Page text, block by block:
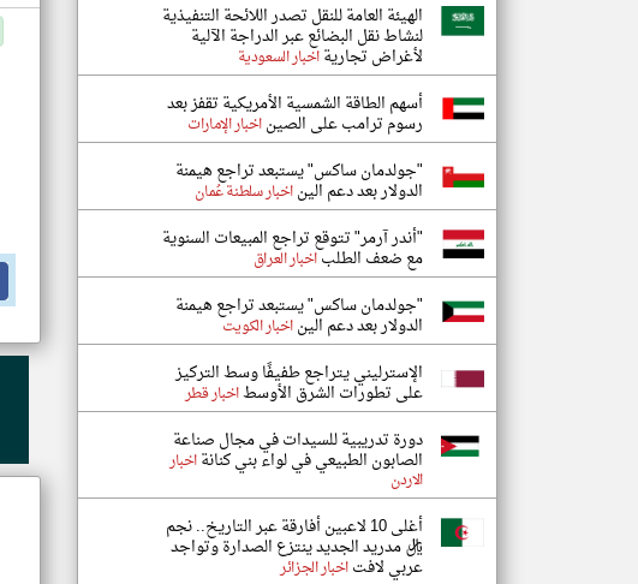
الهيئة العامة للنقل تصدر اللائحة التنفيذية
لنشاط نقل البضائع عبر الدراجة الآلية
لأغراض تجاريةاخبار السعودية
أسهم الطاقة الشمسية الأمريكية تقفز بعد
رسوم ترامب على الصيناخبار الإمارات
"جولدمان ساكس" يستبعد تراجع هيمنة
الدولار بعد دعم اليناخبار سلطنة عُمان
"أندر آرمر" تتوقع تراجع المبيعات السنوية
مع ضعف الطلباخبار العراق
"جولدمان ساكس" يستبعد تراجع هيمنة
الدولار بعد دعم اليناخبار الكويت
الإسترليني يتراجع طفيفًا وسط التركيز
على تطورات الشرق الأوسطاخبار قطر
دورة تدريبية للسيدات في مجال صناعة
الصابون الطبيعي في لواء بني كنانةاخبار
الاردن
أغلى 10 لاعبين أفارقة عبر التاريخ.. نجم
ريال مدريد الجديد ينتزع الصدارة وتواجد
عربي لافتاخبار الجزائر